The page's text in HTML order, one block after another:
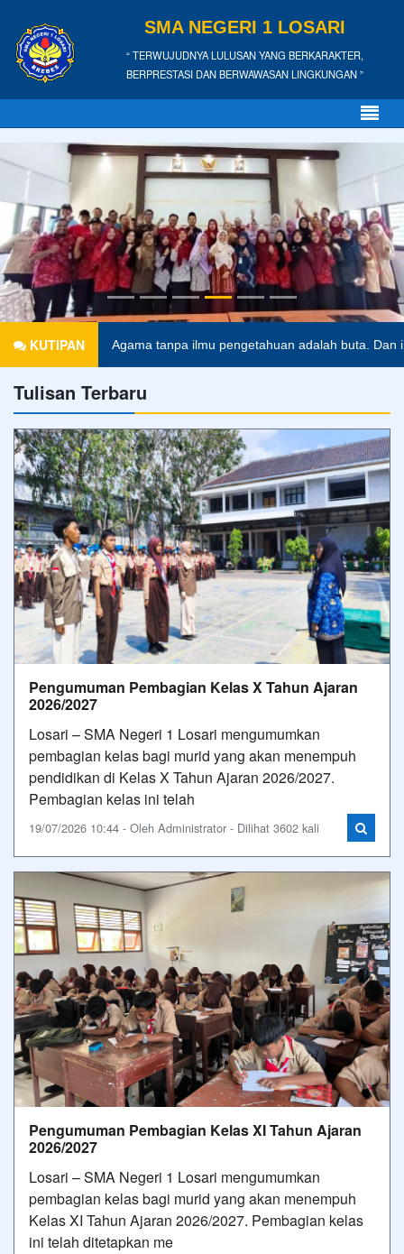
SMA NEGERI 1 LOSARI
“ TERWUJUDNYA LULUSAN YANG BERKARAKTER,
BERPRESTASI DAN BERWAWASAN LINGKUNGAN ”
KUTIPAN
ini.Anonim Agama tanpa ilmu pengetahuan adalah buta.
Tulisan Terbaru
Pengumuman Pembagian Kelas X Tahun Ajaran
2026/2027
Losari – SMA Negeri 1 Losari mengumumkan
pembagian kelas bagi murid yang akan menempuh
pendidikan di Kelas X Tahun Ajaran 2026/2027.
Pembagian kelas ini telah
19/07/2026 10:44 - Oleh Administrator - Dilihat 3602 kali
Pengumuman Pembagian Kelas XI Tahun Ajaran
2026/2027
Losari – SMA Negeri 1 Losari mengumumkan
pembagian kelas bagi murid yang akan menempuh
Kelas XI Tahun Ajaran 2026/2027. Pembagian kelas
ini telah ditetapkan me